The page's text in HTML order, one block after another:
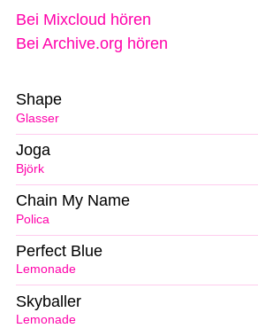
Bei Mixcloud hören
Bei Archive.org hören
Glasser
Shape
Björk
Joga
Polica
Chain My Name
Lemonade
Perfect Blue
Lemonade
Skyballer